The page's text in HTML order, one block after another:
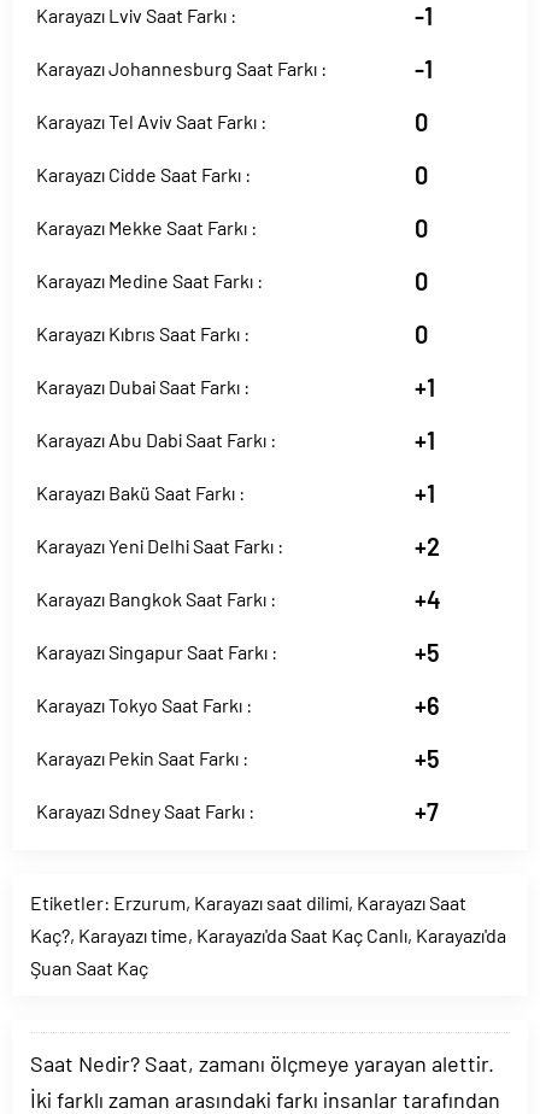
Karayazı Lviv Saat Farkı : -1
Karayazı Johannesburg Saat Farkı : -1
Karayazı Tel Aviv Saat Farkı : 0
Karayazı Cidde Saat Farkı : 0
Karayazı Mekke Saat Farkı : 0
Karayazı Medine Saat Farkı : 0
Karayazı Kıbrıs Saat Farkı : 0
Karayazı Dubai Saat Farkı : +1
Karayazı Abu Dabi Saat Farkı : +1
Karayazı Bakü Saat Farkı : +1
Karayazı Yeni Delhi Saat Farkı : +2
Karayazı Bangkok Saat Farkı : +4
Karayazı Singapur Saat Farkı : +5
Karayazı Tokyo Saat Farkı : +6
Karayazı Pekin Saat Farkı : +5
Karayazı Sdney Saat Farkı : +7
Etiketler: Erzurum, Karayazı saat dilimi, Karayazı Saat
Kaç?, Karayazı time, Karayazı'da Saat Kaç Canlı, Karayazı'da
Şuan Saat Kaç
Saat Nedir? Saat, zamanı ölçmeye yarayan alettir.
İki farklı zaman arasındaki farkı insanlar tarafından